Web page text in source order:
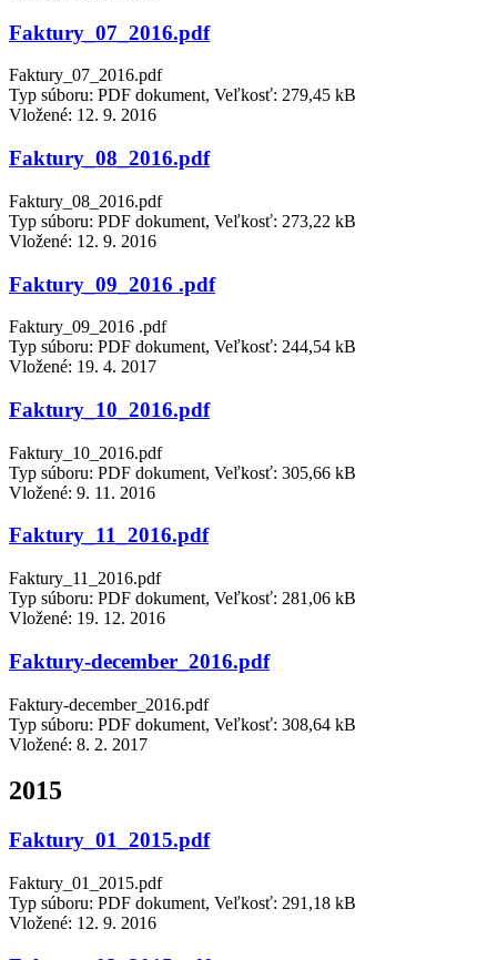
Faktury_07_2016.pdf
Faktury_07_2016.pdf
Typ súboru: PDF dokument, Veľkosť: 279,45 kB
Vložené: 12. 9. 2016
Faktury_08_2016.pdf
Faktury_08_2016.pdf
Typ súboru: PDF dokument, Veľkosť: 273,22 kB
Vložené: 12. 9. 2016
Faktury_09_2016 .pdf
Faktury_09_2016 .pdf
Typ súboru: PDF dokument, Veľkosť: 244,54 kB
Vložené: 19. 4. 2017
Faktury_10_2016.pdf
Faktury_10_2016.pdf
Typ súboru: PDF dokument, Veľkosť: 305,66 kB
Vložené: 9. 11. 2016
Faktury_11_2016.pdf
Faktury_11_2016.pdf
Typ súboru: PDF dokument, Veľkosť: 281,06 kB
Vložené: 19. 12. 2016
Faktury-december_2016.pdf
Faktury-december_2016.pdf
Typ súboru: PDF dokument, Veľkosť: 308,64 kB
Vložené: 8. 2. 2017
2015
Faktury_01_2015.pdf
Faktury_01_2015.pdf
Typ súboru: PDF dokument, Veľkosť: 291,18 kB
Vložené: 12. 9. 2016